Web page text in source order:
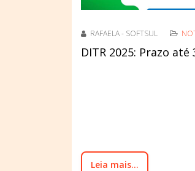
RAFAELA - SOFTSUL
DITR 2025: Prazo
Leia mais...